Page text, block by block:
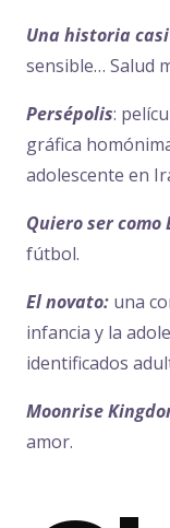
Una historia
sensible… Salud
Persépolis:
gráfica
adolescente en
Quiero ser como
fútbol.
El novato: una
infancia y la
identificados
Moonrise
amor.